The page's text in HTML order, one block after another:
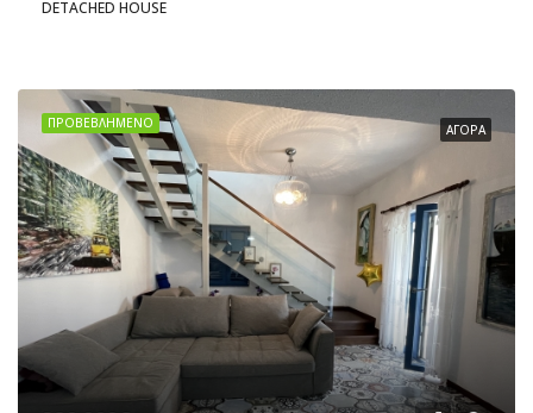
DETACHED HOUSE
ΠΡΟΒΕΒΛΗΜΈΝΟ ΑΓΟΡΆ